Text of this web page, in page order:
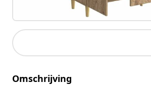
Omschrijving